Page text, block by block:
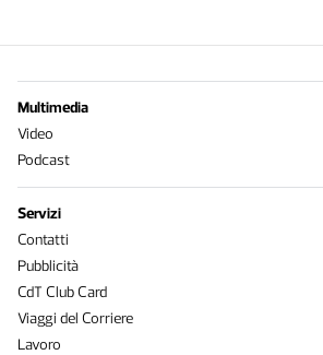
Multimedia
Video
Podcast
Servizi
Contatti
Pubblicità
CdT Club Card
Viaggi del Corriere
Lavoro